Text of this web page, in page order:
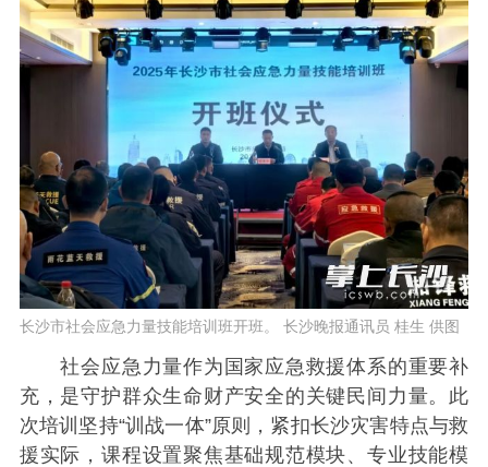
长沙市社会应急力量技能培训班开班。 长沙晚报通讯员 桂生 供图
社会应急力量作为国家应急救援体系的重要补
充，是守护群众生命财产安全的关键民间力量。此
次培训坚持“训战一体”原则，紧扣长沙灾害特点与救
援实际，课程设置聚焦基础规范模块、专业技能模